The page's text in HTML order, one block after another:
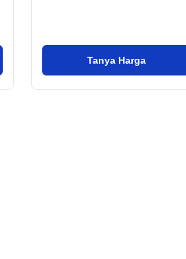
Tanya Harga